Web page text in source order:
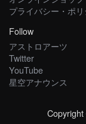
プライバシー・ポ
Follow
アストロアーツ
Twitter
YouTube
星空アナウンス